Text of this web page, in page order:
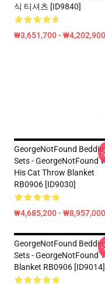
식 티셔츠 [ID9840]
₩3,651,700 - ₩4,202,900
GeorgeNotFound
Sets - GeorgeNotFound
His Cat Throw Blanket
RB0906 [ID9030]
₩4,685,200 - ₩8,957,000
-
GeorgeNotFound
Sets - GeorgeNotFound
Blanket RB0906 [ID9014]
-